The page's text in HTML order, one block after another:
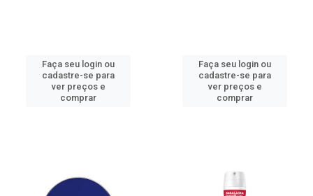
Faça seu login ou
cadastre-se para
ver preços e
comprar
Faça seu login ou
cadastre-se para
ver preços e
comprar